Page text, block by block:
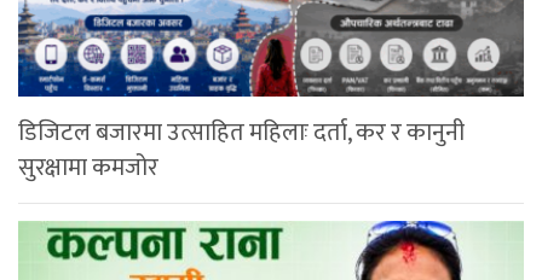
डिजिटल बजारमा उत्साहित महिलाः दर्ता, कर र कानुनी
सुरक्षामा कमजोर